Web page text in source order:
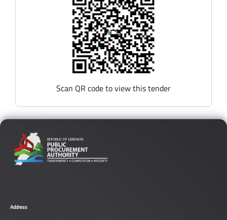
Scan QR code to view this tender
Address